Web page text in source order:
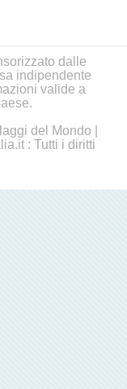
dalle
indipendente
valide a
del Mondo
: Tutti i diritti